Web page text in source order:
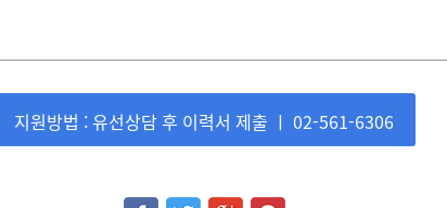
지원방법 : 유선상담 후 이력서 제출 ㅣ 02-561-6306